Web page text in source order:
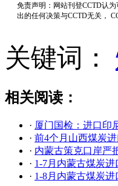
免责声明：网站刊登CCTD认
出的任何决策与CCTD无关，
关键词：
相关阅读：
· 厦门国检：进口印
· 前4个月山西煤炭
· 内蒙古策克口岸严
· 1-7月内蒙古煤炭
· 1-8月内蒙古煤炭